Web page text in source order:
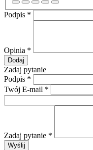
Podpis *
Opinia *
Dodaj
Zadaj pytanie
Podpis *
Twój E-mail *
Zadaj pytanie *
Wyślij